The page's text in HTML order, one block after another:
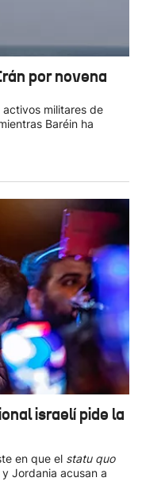
por novena
militares de
Baréin ha
israelí pide la
en que el statu quo
Jordania acusan a